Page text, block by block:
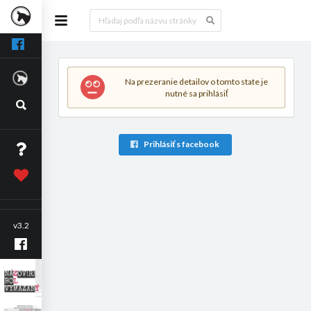
v3.2
Na prezeranie detailov o tomto state je
nutné sa prihlásiť
Prihlásiť s facebook